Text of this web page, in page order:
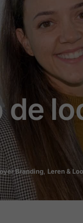
de
Branding, Leren &